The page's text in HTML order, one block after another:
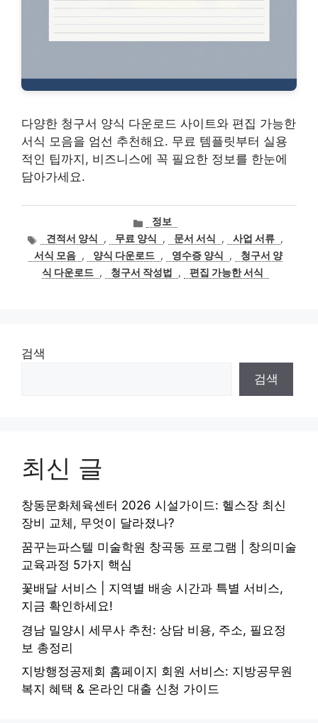
다양한 청구서 양식 다운로드 사이트와 편집 가능한
서식 모음을 엄선 추천해요. 무료 템플릿부터 실용
적인 팁까지, 비즈니스에 꼭 필요한 정보를 한눈에
담아가세요.
카
테
고
리
정보
태
그
견적서 양식 , 무료 양식 , 문서 서식 , 사업 서류 ,
서식 모음 , 양식 다운로드 , 영수증 양식 ,
청구서 양
식 다운로드 , 청구서 작성법 , 편집 가능한 서식
검색
검색
최신 글
창동문화체육센터 2026 시설가이드: 헬스장 최신
장비 교체, 무엇이 달라졌나?
꿈꾸는파스텔 미술학원 창곡동 프로그램 | 창의미술
교육과정 5가지 핵심
꽃배달 서비스 | 지역별 배송 시간과 특별 서비스,
지금 확인하세요!
경남 밀양시 세무사 추천: 상담 비용, 주소, 필요정
보 총정리
지방행정공제회 홈페이지 회원 서비스: 지방공무원
복지 혜택 & 온라인 대출 신청 가이드